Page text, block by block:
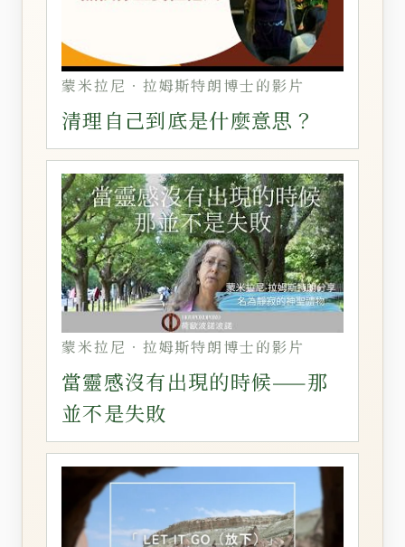
蒙米拉尼‧拉姆斯特朗博士的影片
清理自己到底是什麼意思？
蒙米拉尼‧拉姆斯特朗博士的影片
當靈感沒有出現的時候——那
並不是失敗